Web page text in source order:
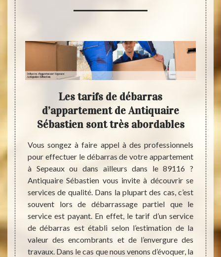
à
de
des
Les tarifs de débarras
d’appartement de Antiquaire
Sébastien sont très abordables
Vous songez à faire appel à des professionnels
pour effectuer le débarras de votre appartement
à Sepeaux ou dans ailleurs dans le 89116 ?
Antiquaire Sébastien vous invite à découvrir se
services de qualité. Dans la plupart des cas, c’est
souvent lors de débarrassage partiel que le
service est payant. En effet, le tarif d’un service
de débarras est établi selon l’estimation de la
valeur des encombrants et de l’envergure des
travaux. Dans le cas que nous venons d’évoquer, la
Les
et
leur
le